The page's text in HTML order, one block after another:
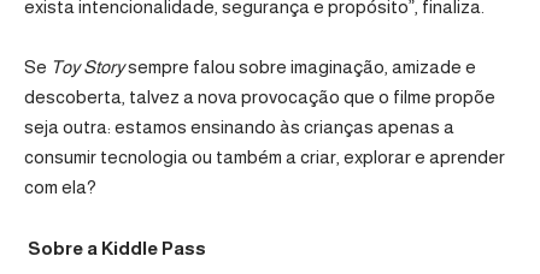
exista intencionalidade, segurança e propósito”, finaliza.
Se Toy Storysempre falou sobre imaginação, amizade e
descoberta, talvez a nova provocação que o filme propõe
seja outra: estamos ensinando às crianças apenas a
consumir tecnologia ou também a criar, explorar e aprender
com ela?
Sobre a Kiddle Pass